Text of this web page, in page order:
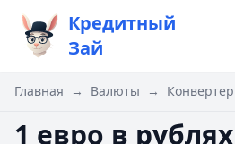
Кредитный
Зай
Главная → Валюты →
1 евро в рублях